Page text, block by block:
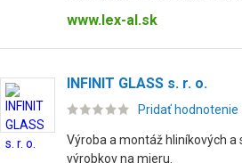
www.lex-al.sk
INFINIT GLASS s. r. o.
Pridať hodnotenie
Výroba a montáž hliníkových a
výrobkov na mieru.